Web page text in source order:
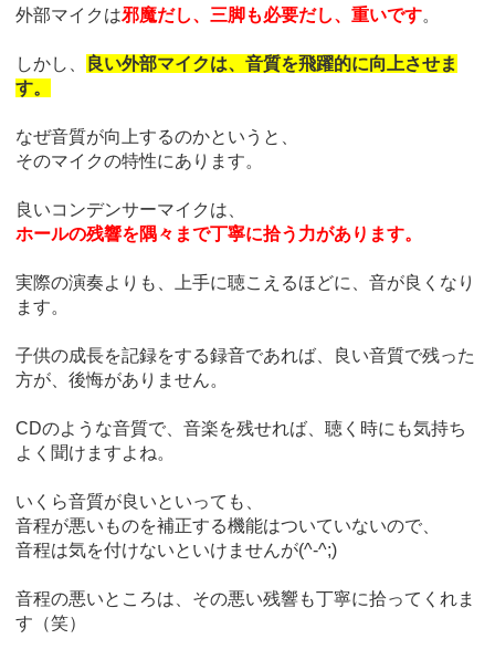
外部マイクは邪魔だし、三脚も必要だし、重いです。
しかし、
良い外部マイクは、音質を飛躍的に向上させま
す。
なぜ音質が向上するのかというと、
そのマイクの特性にあります。
良いコンデンサーマイクは、
ホールの残響を隅々まで丁寧に拾う力があります。
実際の演奏よりも、上手に聴こえるほどに、音が良くなり
ます。
子供の成長を記録をする録音であれば、良い音質で残った
方が、後悔がありません。
CDのような音質で、音楽を残せれば、聴く時にも気持ち
よく聞けますよね。
いくら音質が良いといっても、
音程が悪いものを補正する機能はついていないので、
音程は気を付けないといけませんが(^-^;)
音程の悪いところは、その悪い残響も丁寧に拾ってくれま
す（笑）